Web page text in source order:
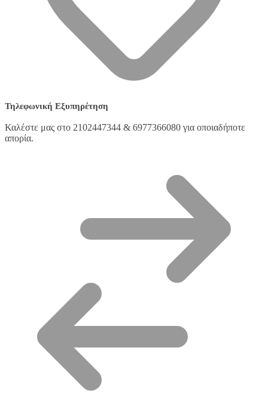
Τηλεφωνική Εξυπηρέτηση
Καλέστε μας στο 2102447344 & 6977366080 για οποιαδήποτε
απορία.